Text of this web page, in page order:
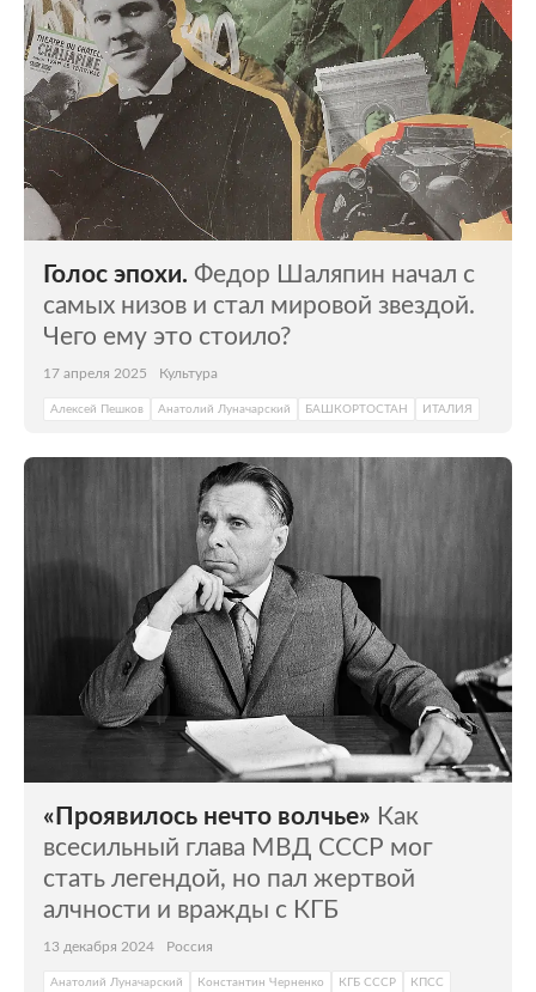
Голос эпохи. Федор Шаляпин начал с
самых низов и стал мировой звездой.
Чего ему это стоило?
17 апреля 2025 Культура
Алексей Пешков Анатолий Луначарский БАШКОРТОСТАН ИТАЛИЯ
«Проявилось нечто волчье» Как
всесильный глава МВД СССР мог
стать легендой, но пал жертвой
алчности и вражды с КГБ
13 декабря 2024 Россия
Анатолий Луначарский Константин Черненко КГБ СССР
КПСС